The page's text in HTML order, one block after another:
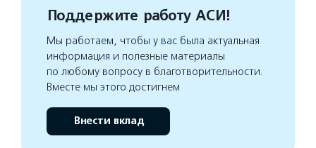
Поддержите работу АСИ!
Мы работаем, чтобы у вас была актуальная
информация и полезные материалы
по любому вопросу в благотворительности.
Вместе мы этого достигнем
Внести вклад